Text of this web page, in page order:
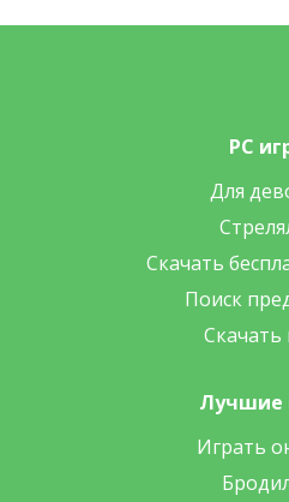
PC
Для
Скачать
Поиск
Скачать
Лучшие
Играть